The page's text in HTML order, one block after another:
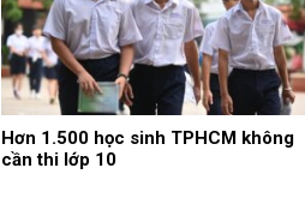
Hơn 1.500 học sinh TPHCM không
cần thi lớp 10